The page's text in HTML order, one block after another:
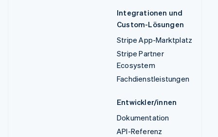
Integrationen und
Custom-Lösungen
Stripe App-Marktplatz
Stripe Partner
Ecosystem
Fachdienstleistungen
Entwickler/innen
Dokumentation
API-Referenz